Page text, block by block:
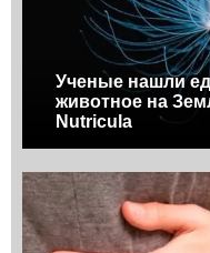
Ученые нашли
животное на
Nutricula